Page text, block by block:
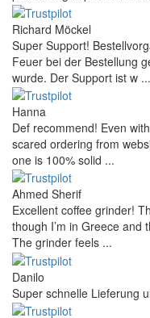
Richard Möckel
Super Support!
Feuer bei der Bestellung
wurde. Der Support ist w ...
Hanna
Def recommend! Even
scared ordering from
one is 100% solid ...
Ahmed Sherif
Excellent coffee grinder!
though I’m in Greece and
The grinder feels ...
Danilo
Super schnelle Lieferung